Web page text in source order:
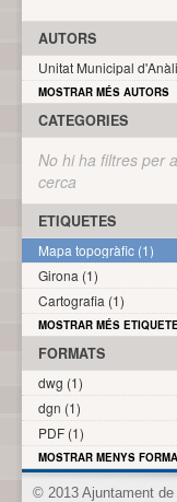
AUTORS
Unitat Municipal
MOSTRAR MÉS AUTORS
CATEGORIES
No hi ha filtres per
cerca
ETIQUETES
Mapa topogràfic (1)
Girona (1)
Cartografia (1)
MOSTRAR MÉS
FORMATS
dwg (1)
dgn (1)
PDF (1)
MOSTRAR MENYS
© 2013 Ajuntament de